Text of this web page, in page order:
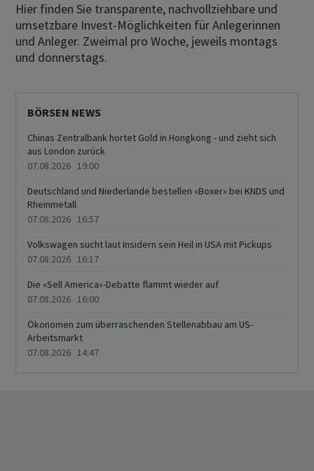
Hier finden Sie transparente, nachvollziehbare und
umsetzbare Invest-Möglichkeiten für Anlegerinnen
und Anleger. Zweimal pro Woche, jeweils montags
und donnerstags.
BÖRSEN NEWS
Chinas Zentralbank hortet Gold in Hongkong - und zieht sich
aus London zurück
07.08.2026 19:00
Deutschland und Niederlande bestellen «Boxer» bei KNDS und
Rheinmetall
07.08.2026 16:57
Volkswagen sucht laut Insidern sein Heil in USA mit Pickups
07.08.2026 16:17
Die «Sell America»-Debatte flammt wieder auf
07.08.2026 16:00
Ökonomen zum überraschenden Stellenabbau am US-
Arbeitsmarkt
07.08.2026 14:47